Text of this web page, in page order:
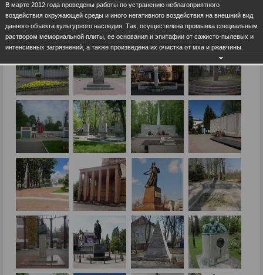
В марте 2012 года проведены работы по устранению неблагоприятного
воздействия окружающей среды и иного негативного воздействия на внешний вид
данного объекта культурного наследия. Так, осуществлена промывка специальным
раствором мемориальной плиты, ее основания и эпитафии от сажисто-пылевых и
интенсивных загрязнений, а также произведена их очистка от мха и ржавчины.